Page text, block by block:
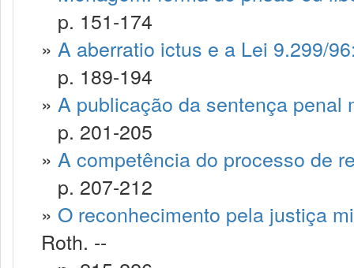
p. 151-174
» A aberratio ictus e a Lei 9.299/
p. 189-194
» A publicação da sentença penal
p. 201-205
» A competência do processo de
p. 207-212
» O reconhecimento pela justiça
Roth. --